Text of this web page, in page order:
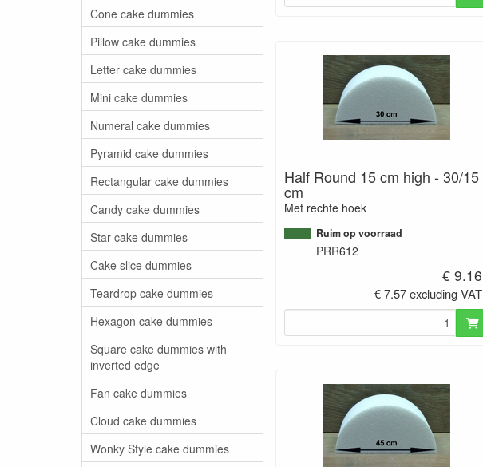
Cone cake dummies
Pillow cake dummies
Letter cake dummies
Mini cake dummies
Numeral cake dummies
Pyramid cake dummies
Rectangular cake dummies
Candy cake dummies
Star cake dummies
Cake slice dummies
Teardrop cake dummies
Hexagon cake dummies
Square cake dummies with
inverted edge
Fan cake dummies
Cloud cake dummies
Wonky Style cake dummies
Half Round 15 cm high - 30/15
cm
Met rechte hoek
Ruim op voorraad
PRR612
€ 9.16
€ 7.57 excluding VAT